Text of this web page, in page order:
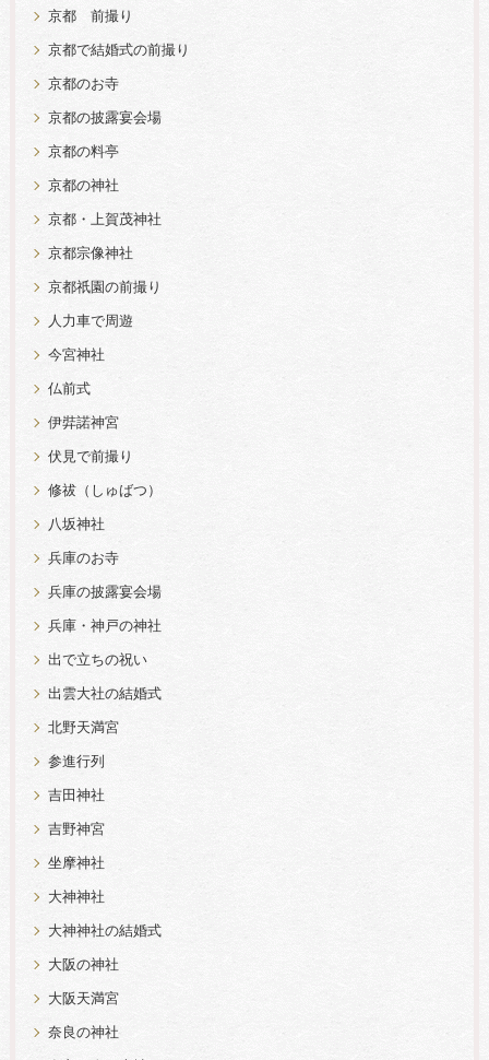
京都 前撮り
京都で結婚式の前撮り
京都のお寺
京都の披露宴会場
京都の料亭
京都の神社
京都・上賀茂神社
京都宗像神社
京都祇園の前撮り
人力車で周遊
今宮神社
仏前式
伊弉諾神宮
伏見で前撮り
修祓（しゅばつ）
八坂神社
兵庫のお寺
兵庫の披露宴会場
兵庫・神戸の神社
出で立ちの祝い
出雲大社の結婚式
北野天満宮
参進行列
吉田神社
吉野神宮
坐摩神社
大神神社
大神神社の結婚式
大阪の神社
大阪天満宮
奈良の神社